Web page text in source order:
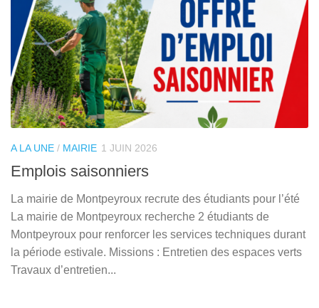
A LA UNE / MAIRIE 1 JUIN 2026
Emplois saisonniers
La mairie de Montpeyroux recrute des étudiants pour l’été
La mairie de Montpeyroux recherche 2 étudiants de
Montpeyroux pour renforcer les services techniques durant
la période estivale. Missions : Entretien des espaces verts
Travaux d’entretien...